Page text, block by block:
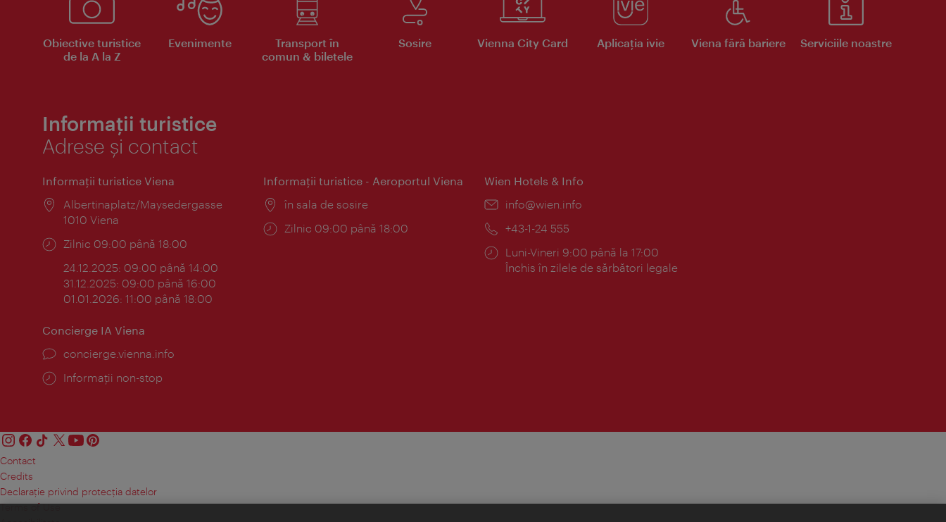
Obiective turistice
de la A la Z
Evenimente
Transport în
comun & biletele
Sosire Vienna City Card Aplicaţia ivie Viena fără bariere Serviciile noastre
Informații turistice
Adrese și contact
Informaţii turistice Viena
Locul:
Albertinaplatz/Maysedergasse
1010 Viena
Program:
Zilnic 09:00 până 18:00
24.12.2025: 09:00 până 14:00
31.12.2025: 09:00 până 16:00
01.01.2026: 11:00 până 18:00
Informaţii turistice - Aeroportul Viena
Locul:
în sala de sosire
Program:
Zilnic 09:00 până 18:00
Wien Hotels & Info
E-
info@wien.info
Telefon:
+43-1-24 555
Program:
Luni-Vineri 9:00 până la 17:00
Închis în zilele de sărbători legale
Concierge IA Viena
concierge.vienna.info
Informații non-stop
Contact
Credits
Declaraţie privind protecţia datelor
Terms of Use